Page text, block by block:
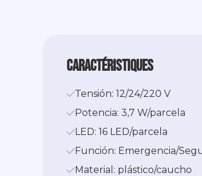
caractéristiques
Tensión: 12/24/220 V
Potencia: 3,7 W/parcela
LED: 16 LED/parcela
Función: Emergencia/
Material: plástico/caucho